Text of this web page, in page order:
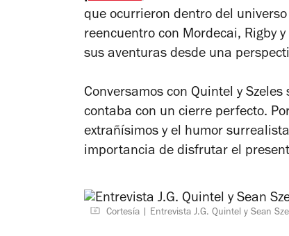
que ocurrieron dentro del
reencuentro con Mordecai, Rigby
sus aventuras desde una
Conversamos con Quintel y
contaba con un cierre perfecto.
extrañísimos y el humor
importancia de disfrutar el
Cortesía Entrevista J.G. Quintel y Sean